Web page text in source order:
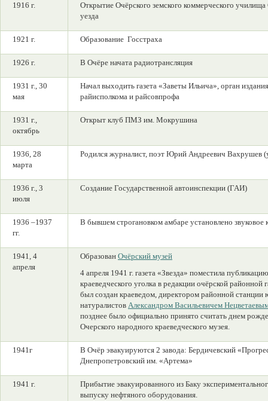
1916 г.
Открытие Очёрского земского коммерческого училища
уезда
1921 г. Образование Госстраха
1926 г. В Очёре начата радиотрансляция
1931 г., 30
мая
Начал выходить газета «Заветы Ильича», орган
райисполкома и райсовпрофа
1931 г.,
октябрь
Открыт клуб ПМЗ им. Мокрушина
1936, 28
марта
Родился журналист, поэт Юрий Андреевич Вахрушев
1936 г., 3
июля
Создание Государственной автоинспекции (ГАИ)
1936 –1937
гг.
В бывшем строгановком амбаре установлено звуковое
1941, 4
апреля
Образован Очёрский музей
4 апреля 1941 г. газета «Звезда» поместила
краеведческого уголка в редакции очёрской районной
был создан краеведом, директором районной
натуралистов Александром Васильевичем
позднее было официально принято считать днем
Очерского народного краеведческого музея.
1941г
В Очёр эвакуируются 2 завода: Бердичевский
Днепропетровский им. «Артема»
1941 г.
Прибытие эвакуированного из Баку
выпуску нефтяного оборудования.